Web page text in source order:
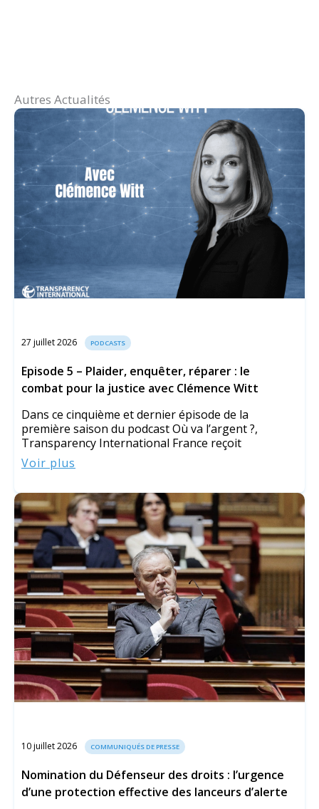
Autres Actualités
27 juillet 2026 PODCASTS
Episode 5 – Plaider, enquêter, réparer : le
combat pour la justice avec Clémence Witt
Dans ce cinquième et dernier épisode de la
première saison du podcast Où va l’argent ?,
Transparency International France reçoit
Voir plus
10 juillet 2026 COMMUNIQUÉS DE PRESSE
Nomination du Défenseur des droits : l’urgence
d’une protection effective des lanceurs d’alerte